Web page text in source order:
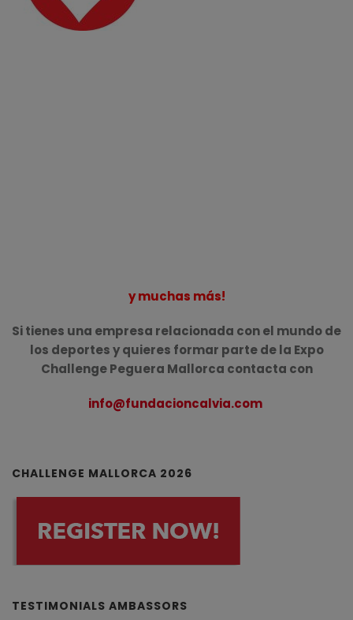
y muchas más!
Si tienes una empresa relacionada con el mundo de
los deportes y quieres formar parte de la Expo
Challenge Peguera Mallorca contacta con
info@fundacioncalvia.com
CHALLENGE MALLORCA 2026
TESTIMONIALS AMBASSORS